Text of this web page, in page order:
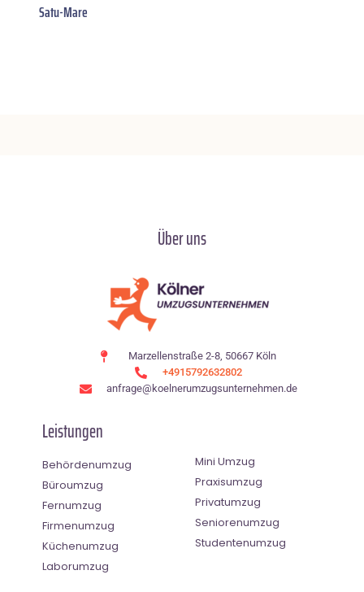
Satu-Mare
Über uns
Marzellenstraße 2-8, 50667 Köln
+4915792632802
anfrage@koelnerumzugsunternehmen.de
Leistungen
Behördenumzug
Büroumzug
Fernumzug
Firmenumzug
Küchenumzug
Laborumzug
Mini Umzug
Praxisumzug
Privatumzug
Seniorenumzug
Studentenumzug